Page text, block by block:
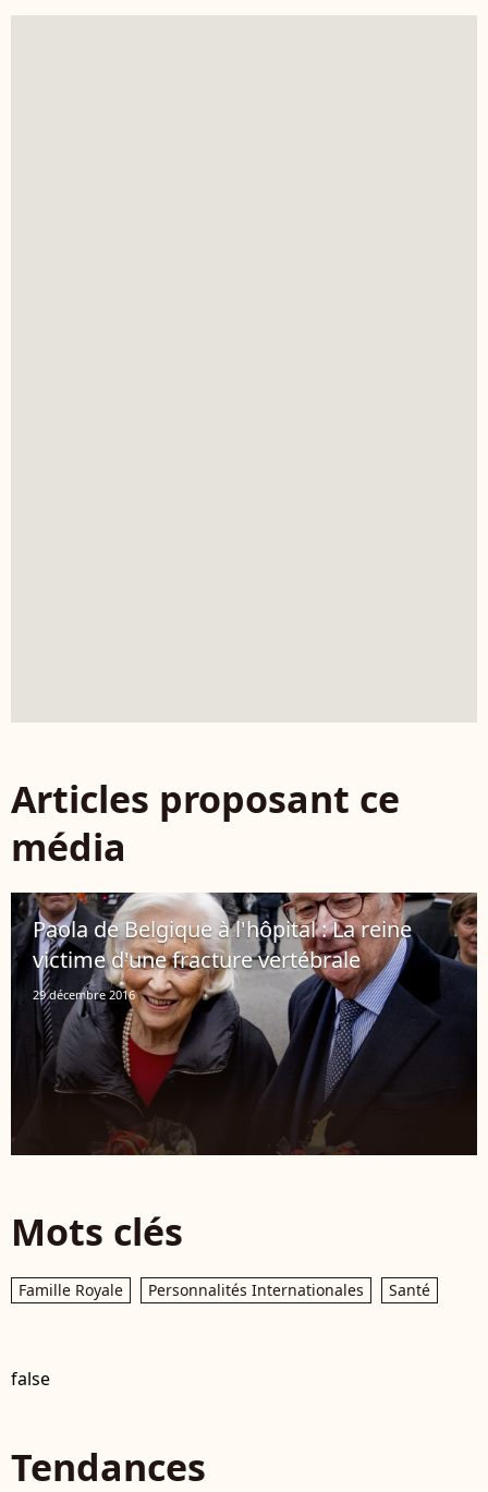
Articles proposant ce
média
Paola de Belgique à l'hôpital : La reine
victime d'une fracture vertébrale
29 décembre 2016
Mots clés
Famille Royale Personnalités Internationales Santé
false
Tendances